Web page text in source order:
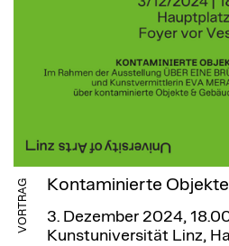
VORTRAG Kontaminierte
3. Dezember 2024,
Kunstuniversität Linz,